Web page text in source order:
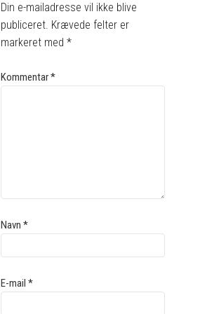
Din e-mailadresse vil ikke blive
publiceret. Krævede felter er
markeret med*
Kommentar*
Navn*
E-mail*